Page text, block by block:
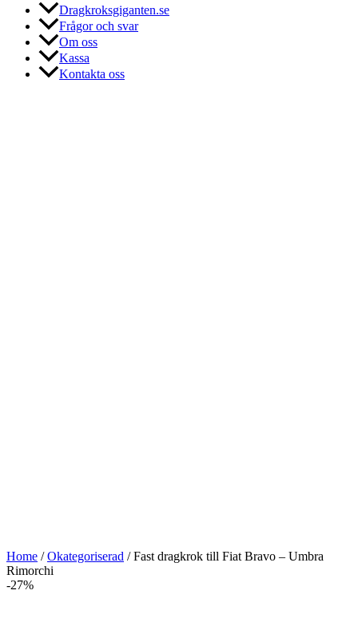
Dragkroksgiganten.se
Frågor och svar
Om oss
Kassa
Kontakta oss
Home /Okategoriserad / Fast dragkrok till Fiat Bravo – Umbra
Rimorchi
-27%